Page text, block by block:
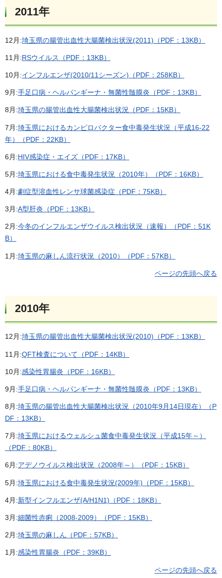
2011年
12月:埼玉県の腸管出血性大腸菌検出状況(2011)（PDF：13KB）
11月:RSウイルス（PDF：13KB）
10月:インフルエンザ(2010/11シーズン)（PDF：258KB）
9月:手足口病・ヘルパンギーナ・無菌性髄膜炎（PDF：13KB）
8月:埼玉県の腸管出血性大腸菌検出状況（PDF：15KB）
7月:埼玉県におけるカンピロバクター食中毒発生状況（平成16-22
年）（PDF：22KB）
6月:HIV感染症・エイズ（PDF：17KB）
5月:埼玉県における食中毒発生状況（2010年）（PDF：16KB）
4月:劇症型溶血性レンサ球菌感染症（PDF：75KB）
3月:A型肝炎（PDF：13KB）
2月:今冬のインフルエンザウイルス検出状況（速報）（PDF：51K
B）
1月:埼玉県の麻しん流行状況（2010）（PDF：57KB）
ページの先頭へ戻る
2010年
12月:埼玉県の腸管出血性大腸菌検出状況(2010)（PDF：13KB）
11月:QFT検査について（PDF：14KB）
10月:感染性胃腸炎（PDF：16KB）
9月:手足口病・ヘルパンギーナ・無菌性髄膜炎（PDF：13KB）
8月:埼玉県の腸管出血性大腸菌検出状況（2010年9月14日現在）（P
DF：13KB）
7月:埼玉県におけるウェルシュ菌食中毒発生状況（平成15年～）
（PDF：80KB）
6月:アデノウイルス検出状況（2008年～）（PDF：15KB）
5月:埼玉県における食中毒発生状況(2009年)（PDF：15KB）
4月:新型インフルエンザ(A/H1N1)（PDF：18KB）
3月:細菌性赤痢（2008-2009）（PDF：15KB）
2月:埼玉県の麻しん（PDF：57KB）
1月:感染性胃腸炎（PDF：39KB）
ページの先頭へ戻る